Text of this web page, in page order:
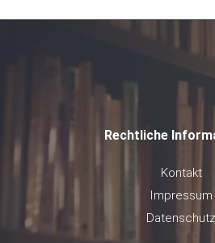
Rechtliche
Kontakt
Impressum
Datenschutz